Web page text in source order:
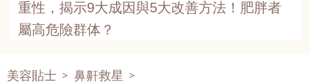
重性，揭示9大成因與5大改善方法！肥胖者
屬高危險群体？
美容貼士 > 鼻鼾救星 >